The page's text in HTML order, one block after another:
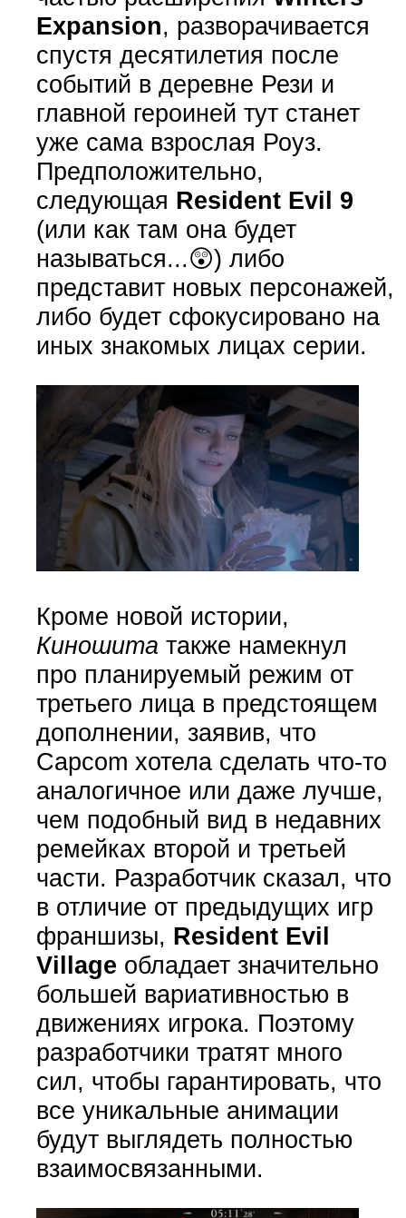
Expansion, разворачивается
спустя десятилетия после
событий в деревне Рези и
главной героиней тут станет
уже сама взрослая Роуз.
Предположительно,
следующая Resident Evil 9
(или как там она будет
называться...😲) либо
представит новых персонажей,
либо будет сфокусировано на
иных знакомых лицах серии.
Кроме новой истории,
Киношита также намекнул
про планируемый режим от
третьего лица в предстоящем
дополнении, заявив, что
Capcom хотела сделать что-то
аналогичное или даже лучше,
чем подобный вид в недавних
ремейках второй и третьей
части. Разработчик сказал, что
в отличие от предыдущих игр
франшизы, Resident Evil
Village обладает значительно
большей вариативностью в
движениях игрока. Поэтому
разработчики тратят много
сил, чтобы гарантировать, что
все уникальные анимации
будут выглядеть полностью
взаимосвязанными.